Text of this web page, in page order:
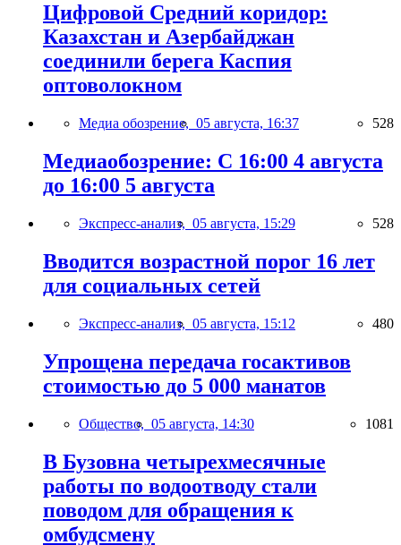
Цифровой Средний коридор:
Казахстан и Азербайджан
соединили берега Каспия
оптоволокном
Медиа обозрение, 05 августа, 16:37 528
Медиаобозрение: С 16:00 4 августа
до 16:00 5 августа
Экспресс-анализ, 05 августа, 15:29 528
Вводится возрастной порог 16 лет
для социальных сетей
Экспресс-анализ, 05 августа, 15:12 480
Упрощена передача госактивов
стоимостью до 5 000 манатов
Общество, 05 августа, 14:30 1081
В Бузовна четырехмесячные
работы по водоотводу стали
поводом для обращения к
омбудсмену